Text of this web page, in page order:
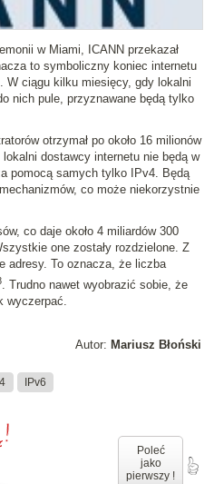
w Miami, ICANN przekazał
to symboliczny koniec internetu
W ciągu kilku miesięcy, gdy lokalni
nich pule, przyznawane będą tylko
otrzymał po około 16 milionów
dostawcy internetu nie będą w
pomocą samych tylko IPv4. Będą
co może niekorzystnie
co daje około 4 miliardów 300
one zostały rozdzielone. Z
adresy. To oznacza, że liczba
. Trudno nawet wyobrazić sobie, że
wyczerpać.
Autor: Mariusz Błoński
IPv6
Poleć
jako
pierwszy !